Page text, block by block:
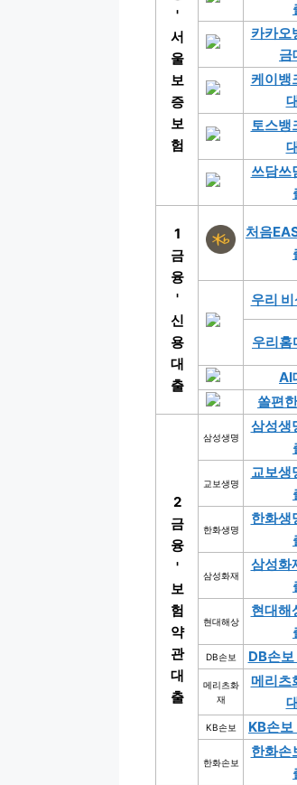
'
서
울
보
증
보
험
카카오
금
케이뱅
토스뱅
쓰담쓰
1
금
융
'
신
용
대
출
처음
우리
우리홈
AI
쏠편
2
금
융
'
보
험
약
관
대
출
삼성생명
삼성생
교보생명
교보생
한화생명
한화생
삼성화재
삼성화
현대해상
현대해
DB손보 DB손
메리츠화
재
메리츠
KB손보 KB손
한화손보
한화손